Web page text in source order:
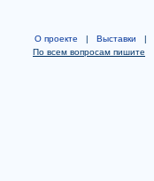
О проекте | Выставки |
По всем вопросам пишите